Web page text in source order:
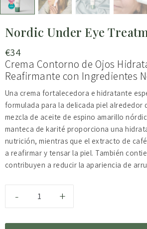
Nordic Under Eye
€34
Crema Contorno de Ojos
Reafirmante con Ingredientes
Una crema fortalecedora e hidratante
formulada para la delicada piel alrededor
mezcla de aceite de espino amarillo
manteca de karité proporciona una
nutrición, mientras que el extracto de
a reafirmar y tensar la piel. También
contribuyen a reducir la apariencia de
- +